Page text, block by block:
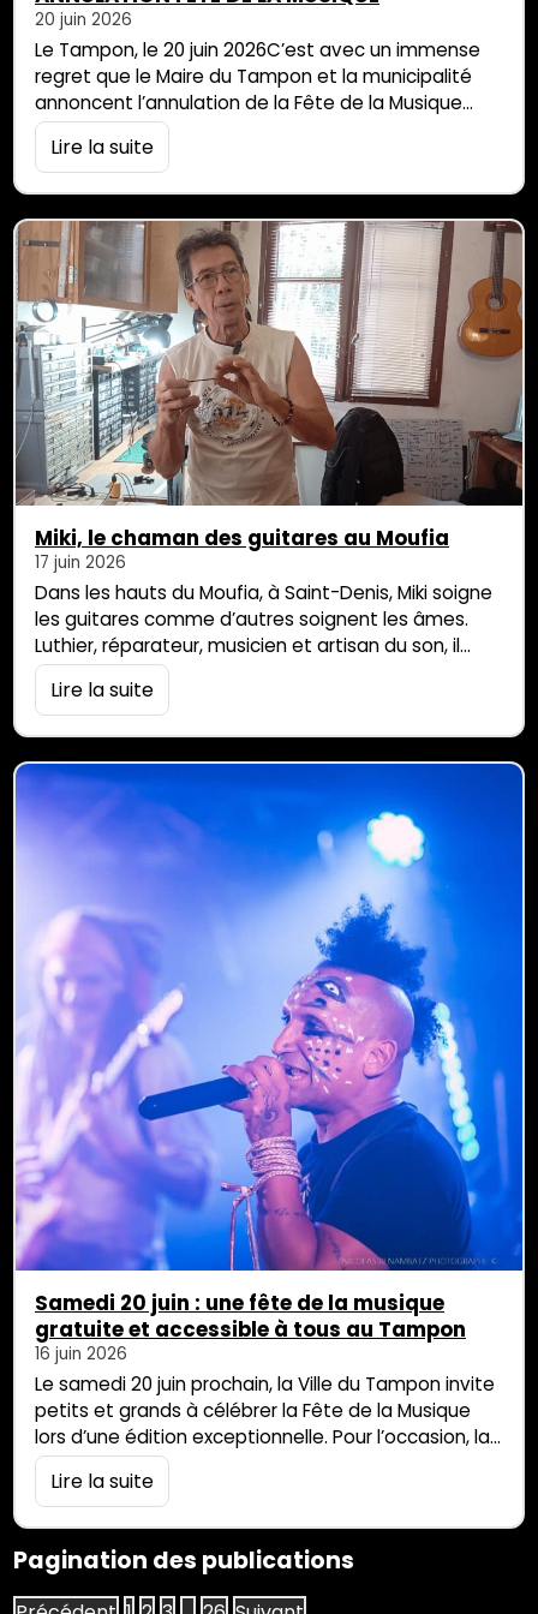
20 juin 2026
Le Tampon, le 20 juin 2026C’est avec un immense
regret que le Maire du Tampon et la municipalité
annoncent l’annulation de la Fête de la Musique
prévue ce soir. Face à des conditions
météorologiques particulièrement dégradées, la
provoqué d’importants dégâts matériels,
notamment l’inondation des […]
Lire la suite
Miki, le chaman des guitares au Moufia
17 juin 2026
Dans les hauts du Moufia, à Saint-Denis, Miki soigne
les guitares comme d’autres soignent les âmes.
Luthier, réparateur, musicien et artisan du son, il
transforme les bois récupérés après les cyclones
en instruments uniques. Dans son atelier, chaque
la mémoire du bois. Au Moufia, dans […]
Lire la suite
Samedi 20 juin : une fête de la musique
gratuite et accessible à tous au Tampon
16 juin 2026
Le samedi 20 juin prochain, la Ville du Tampon invite
petits et grands à célébrer la Fête de la Musique
lors d’une édition exceptionnelle. Pour l’occasion, la
route principale (rue Hubert Delisle) sera
entièrement piétonnisée afin de se transformer en
exclusivement au rythme des talents péi et
tamponnais. Les commerçants resteront ouverts
en nocturne. […]
Lire la suite
Pagination des publications